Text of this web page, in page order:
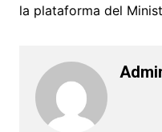
la plataforma del